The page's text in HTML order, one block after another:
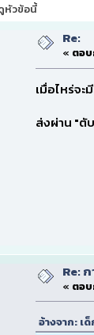
หัวข้อนี้
Re:
« ตอ
เมื่อไหร่จะ
ส่งผ่าน "ตั
Re:
« ตอ
อ้างจาก: เ